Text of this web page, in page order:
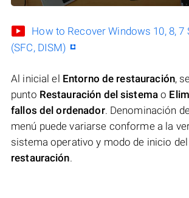
How to Recover Windows 10, 8, 7
(SFC, DISM)
Al inicial el Entorno de restauración,
punto Restauración del sistema o
fallos del ordenador. Denominación
menú puede variarse conforme a la
sistema operativo y modo de inicio del
restauración.